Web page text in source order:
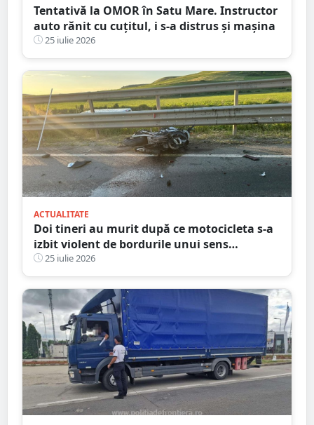
Tentativă la OMOR în Satu Mare. Instructor
auto rănit cu cuțitul, i s-a distrus și mașina
25 iulie 2026
ACTUALITATE
Doi tineri au murit după ce motocicleta s-a
izbit violent de bordurile unui sens
giratoriu. Tragedie în județul vecin
25 iulie 2026